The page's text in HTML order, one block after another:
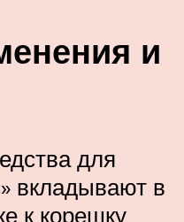
и
для
вкладывают в
к корешку